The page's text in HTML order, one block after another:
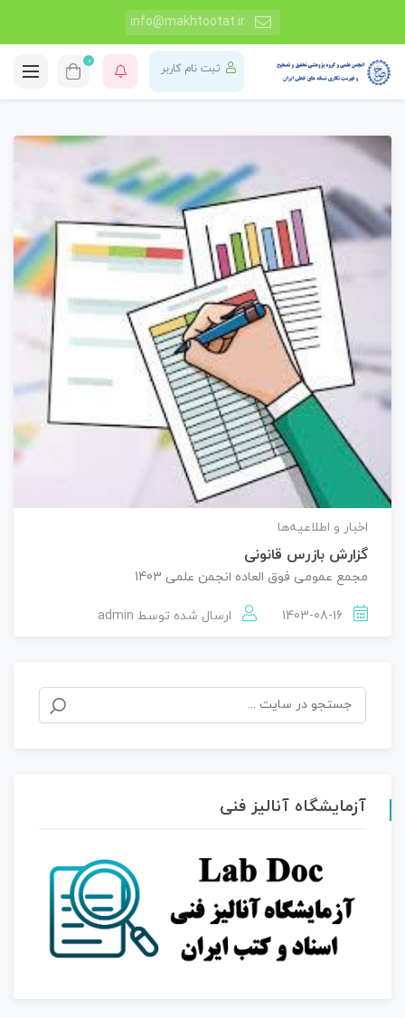
info@makhtootat.ir
ثبت نام کاربر
0
اخبار و اطلاعیه‌ها
گزارش بازرس قانونی
مجمع عمومی فوق العاده انجمن علمی 1403
ارسال شده توسط admin
جستجو
برای:
آزمایشگاه آنالیز فنی